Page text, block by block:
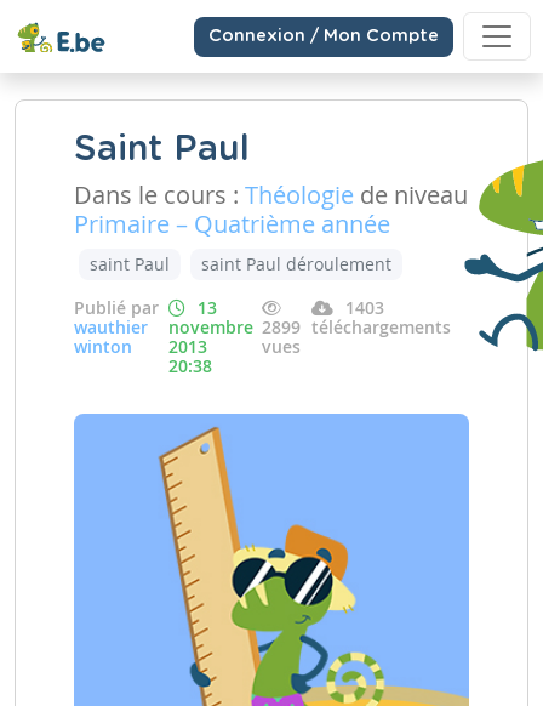
Connexion / Mon Compte
Saint Paul
Dans le cours : Théologie de niveau
Primaire – Quatrième année
saint Paul
saint Paul déroulement
Publié par
wauthier
winton
13
novembre
2013
20:38
2899
vues
1403
téléchargements